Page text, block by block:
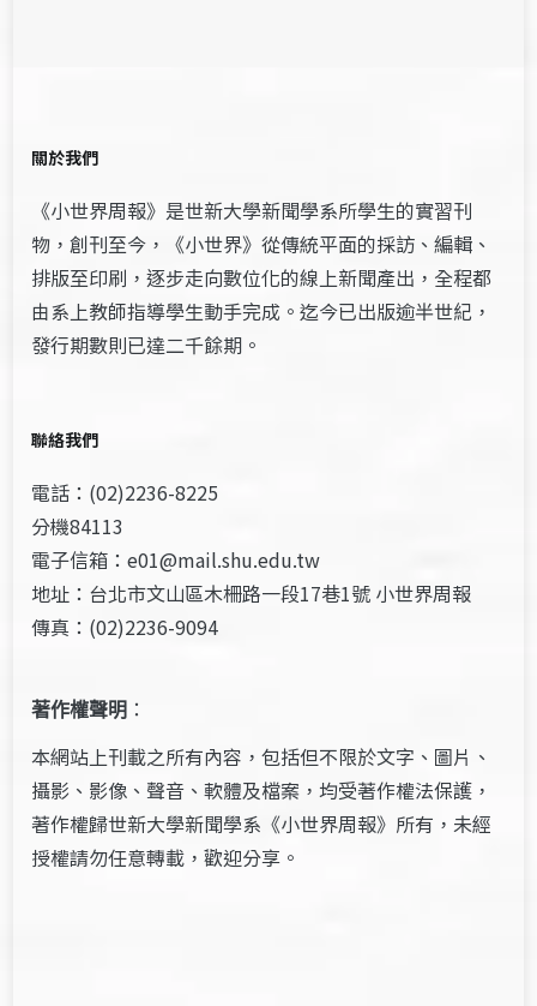
關於我們
《小世界周報》是世新大學新聞學系所學生的實習刊
物，創刊至今，《小世界》從傳統平面的採訪、編輯、
排版至印刷，逐步走向數位化的線上新聞產出，全程都
由系上教師指導學生動手完成。迄今已出版逾半世紀，
發行期數則已達二千餘期。
聯絡我們
電話：(02)2236-8225
分機84113
電子信箱：e01@mail.shu.edu.tw
地址：台北市文山區木柵路一段17巷1號 小世界周報
傳真：(02)2236-9094
著作權聲明 ：
本網站上刊載之所有內容，包括但不限於文字、圖片、
攝影、影像、聲音、軟體及檔案，均受著作權法保護，
著作權歸世新大學新聞學系《小世界周報》所有，未經
授權請勿任意轉載，歡迎分享。